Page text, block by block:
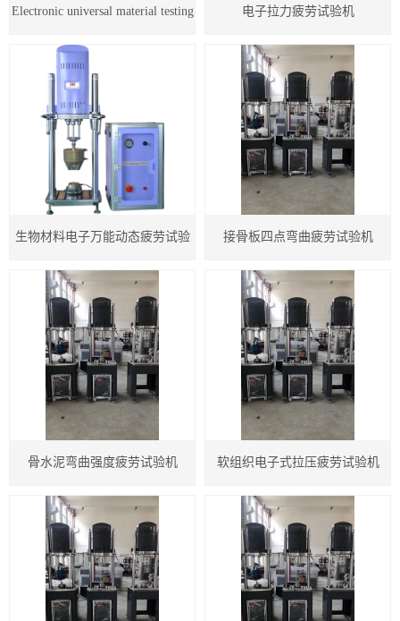
洛氏硬度计
Electronic universal material testing
machine
电子拉力疲劳试验机
生物材料电子万能动态疲劳试验 接骨板四点弯曲疲劳试验机
骨水泥弯曲强度疲劳试验机 软组织电子式拉压疲劳试验机